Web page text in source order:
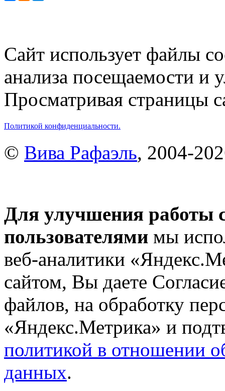
Сайт использует файлы
анализа посещаемости и
Просматривая страницы
Политикой конфиденциальности.
© Вива Рафаэль, 2004-
Для улучшения работы
пользователями мы
веб-аналитики
сайтом, Вы даете
файлов, на обработку
«Яндекс.Метрика» и
политикой в отношении
данных.